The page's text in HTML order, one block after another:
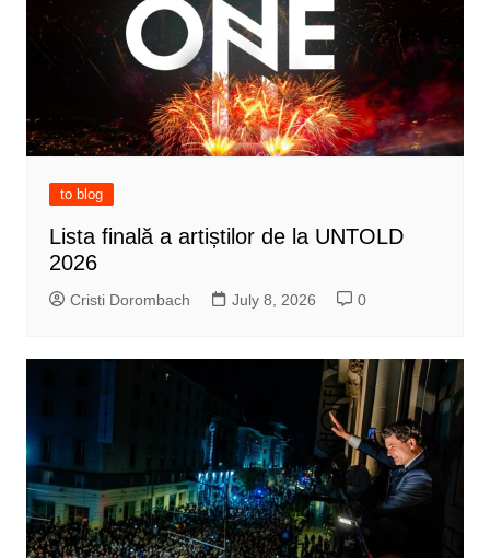
to blog
Lista finală a artiștilor de la UNTOLD
2026
Cristi Dorombach July 8, 2026 0